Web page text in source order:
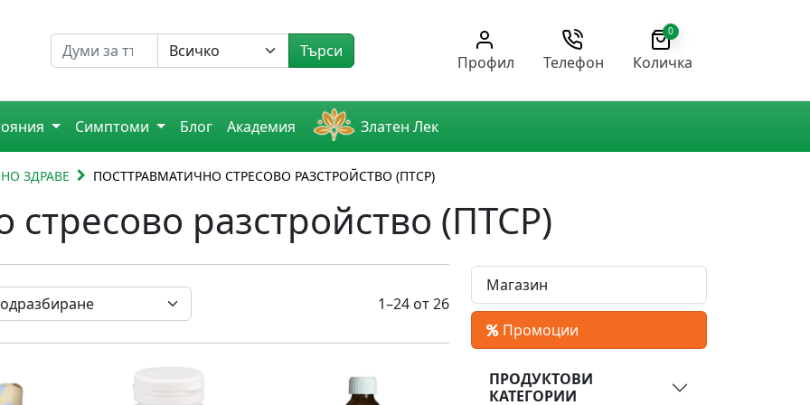
Търсене на Търси
Профил Телефон
0
Количка
Симптоми Блог Академия Златен Лек
ЗДРАВЕ ПОСТТРАВМАТИЧНО СТРЕСОВО РАЗСТРОЙСТВО (ПТСР)
стресово разстройство (ПТСР)
1–24 от 26
Магазин
Промоции
ПРОДУКТОВИ
КАТЕГОРИИ